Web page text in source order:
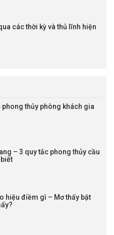
các thời kỳ và thủ lĩnh hiện
phong thủy phòng khách gia
– 3 quy tắc phong thủy cầu
hiệu điềm gì – Mơ thấy bật